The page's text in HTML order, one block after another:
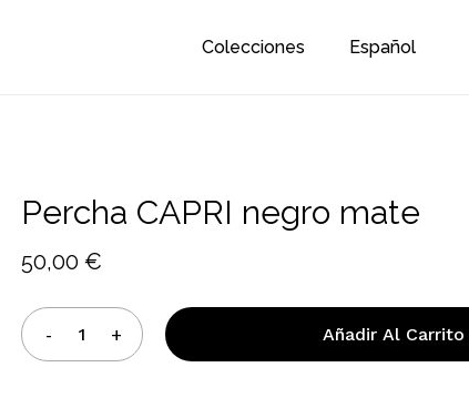
Colecciones Español
Percha CAPRI negro mate
50,00€
Añadir Al Carrito